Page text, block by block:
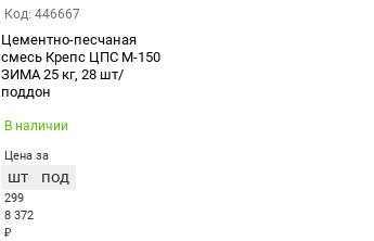
Код: 446667
Цементно-песчаная
смесь Крепс ЦПС М-150
ЗИМА 25 кг, 28 шт/
поддон
В наличии
Цена за
шт под
299
8 372
₽